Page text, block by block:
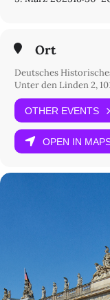
Ort
Deutsches
Unter den Linden 2,
OTHER EVENTS
OPEN IN